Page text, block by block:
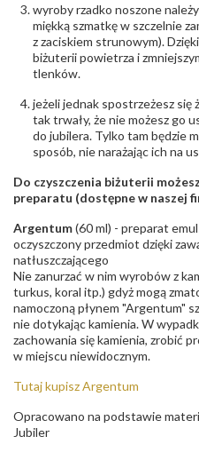
wyroby rzadko noszone
miękką szmatkę w szczelnie
z zaciskiem strunowym).
biżuterii powietrza i
tlenków.
jeżeli jednak spostrzeżesz się
tak trwały, że nie możesz go
do jubilera. Tylko tam będzie
sposób, nie narażając ich na
Do czyszczenia biżuterii
preparatu (dostępne w naszej
Argentum(60 ml) - preparat
oczyszczony przedmiot dzięki
natłuszczającego
Nie zanurzać w nim wyrobów z
turkus, koral itp.) gdyż mogą
namoczoną płynem "Argentum"
nie dotykając kamienia. W
zachowania się kamienia, zrobić
w miejscu niewidocznym.
Tutaj kupisz Argentum
Opracowano na podstawie
Jubiler